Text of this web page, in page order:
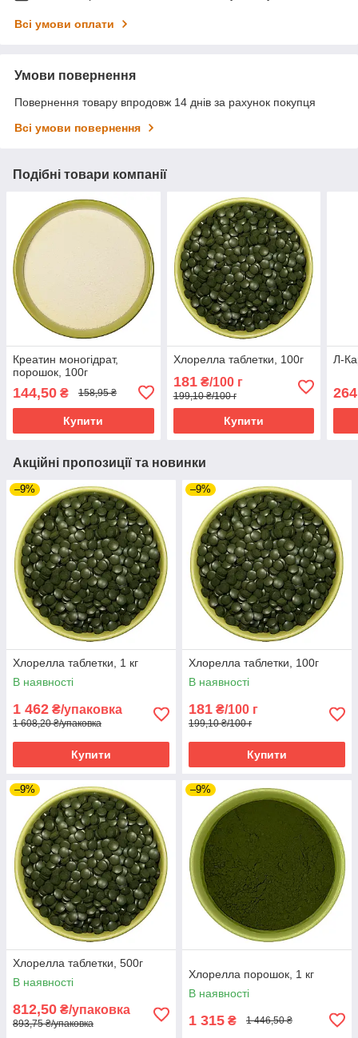
Всі умови оплати
Умови повернення
Повернення товару впродовж 14 днів за рахунок покупця
Всі умови повернення
Подібні товари компанії
Креатин моногідрат,
порошок, 100г
144,50 ₴ 158,95 ₴
Купити
Хлорелла таблетки, 100г
181₴/100 г
199,10 ₴/100 г
Купити
Л-
Акційні пропозиції та новинки
–9%
Хлорелла таблетки, 1 кг
В наявності
1 462 ₴/упаковка
1 608,20 ₴/упаковка
Купити
–9%
Хлорелла таблетки, 100г
В наявності
181 ₴/100 г
199,10 ₴/100 г
Купити
–9%
Хлорелла таблетки, 500г
В наявності
812,50 ₴/упаковка
893,75 ₴/упаковка
–9%
Хлорелла порошок, 1 кг
В наявності
1 315 ₴ 1 446,50 ₴